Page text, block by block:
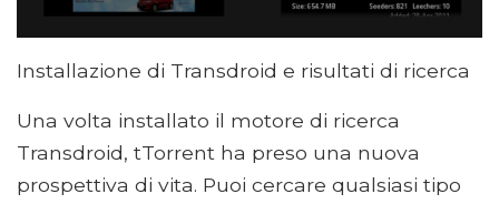
Installazione di Transdroid e risultati di ricerca
Una volta installato il motore di ricerca
Transdroid, tTorrent ha preso una nuova
prospettiva di vita. Puoi cercare qualsiasi tipo